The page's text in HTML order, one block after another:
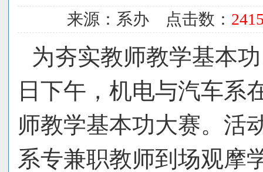
来源：系办 点击数：
为夯实教师教学基本
日下午，机电与汽车系
师教学基本功大赛。活
系专兼职教师到场观摩